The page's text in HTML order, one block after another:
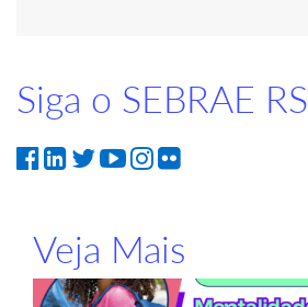
Siga o SEBRAE RS
Veja Mais